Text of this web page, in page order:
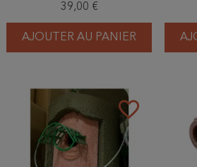
39,00 €
AJOUTER AU PANIER
favorite_border